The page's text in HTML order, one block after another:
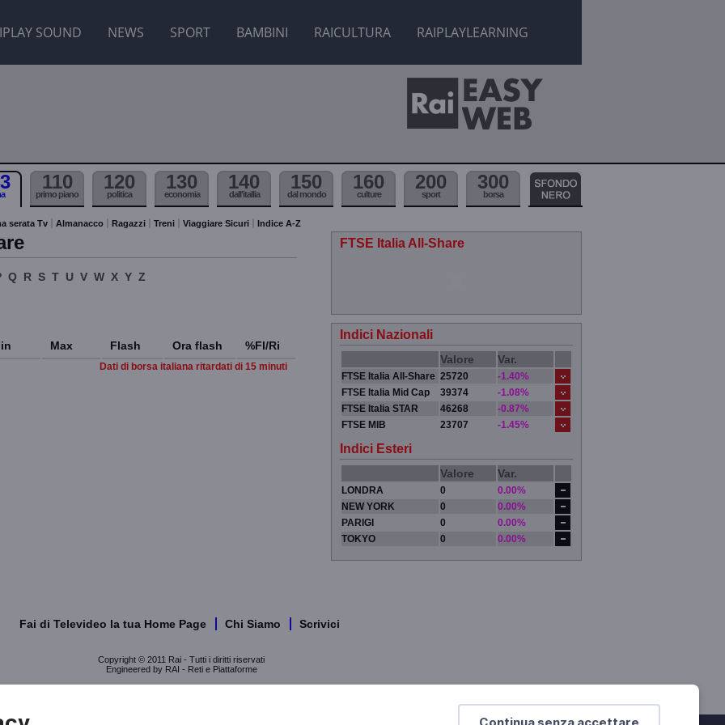
SOUND NEWS SPORT BAMBINI RAICULTURA RAIPLAYLEARNING
Continua senza accettare
110
primo piano
120
politica
130
economia
140
dall'itallia
150
dal mondo
160
culture
200
sport
300
borsa
serata Tv Almanacco Ragazzi Treni Viaggiare Sicuri Indice A-Z
Q R S T U V W X Y Z
Max Flash Ora flash %Fl/Ri
Dati di borsa italiana ritardati di 15 minuti
FTSE Italia All-Share
Indici Nazionali
Valore Var.
FTSE Italia All-Share 25720
-1.40%
FTSE Italia Mid Cap
39374
-1.08%
FTSE Italia STAR
46268
-0.87%
FTSE MIB
23707 -1.45%
Indici Esteri
Valore Var.
LONDRA 0
0.00%
NEW YORK
0
0.00%
PARIGI
0
0.00%
TOKYO
0 0.00%
Fai di Televideo la tua Home Page Chi Siamo Scrivici
Copyright © 2011 Rai - Tutti i diritti riservati
Engineered by RAI - Reti e Piattaforme